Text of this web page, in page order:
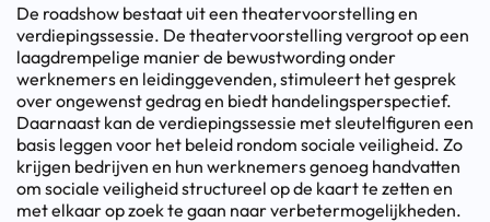
De roadshow bestaat uit een theatervoorstelling en
verdiepingssessie. De theatervoorstelling vergroot op een
laagdrempelige manier de bewustwording onder
werknemers en leidinggevenden, stimuleert het gesprek
over ongewenst gedrag en biedt handelingsperspectief.
Daarnaast kan de verdiepingssessie met sleutelfiguren een
basis leggen voor het beleid rondom sociale veiligheid. Zo
krijgen bedrijven en hun werknemers genoeg handvatten
om sociale veiligheid structureel op de kaart te zetten en
met elkaar op zoek te gaan naar verbetermogelijkheden.